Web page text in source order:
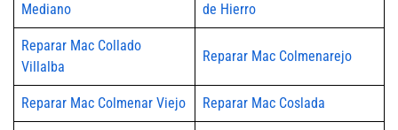
Mediano
de Hierro
Reparar Mac Collado
Villalba
Reparar Mac Colmenarejo
Reparar Mac Colmenar Viejo Reparar Mac Coslada